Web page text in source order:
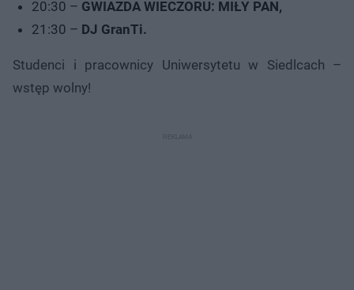
20:30 – GWIAZDA WIECZORU: MIŁY PAN,
21:30 – DJ GranTi.
Studenci i pracownicy Uniwersytetu w Siedlcach –
wstęp wolny!